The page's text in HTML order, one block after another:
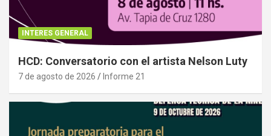
INTERES GENERAL
HCD: Conversatorio con el artista Nelson Luty
7 de agosto de 2026 Informe 21